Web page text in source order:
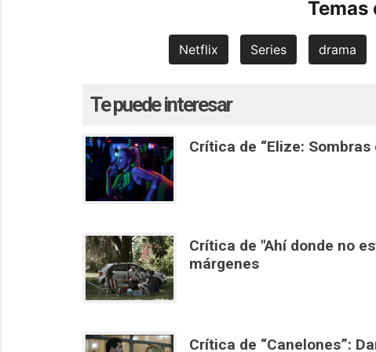
Temas
Netflix Series drama
Te puede interesar
Crítica de “Elize:
Crítica de "Ahí donde no
márgenes
Crítica de “Canelones”: